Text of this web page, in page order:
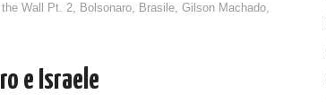
Wall Pt. 2 Bolsonaro Brasile ,Gilson Machado
e Israele